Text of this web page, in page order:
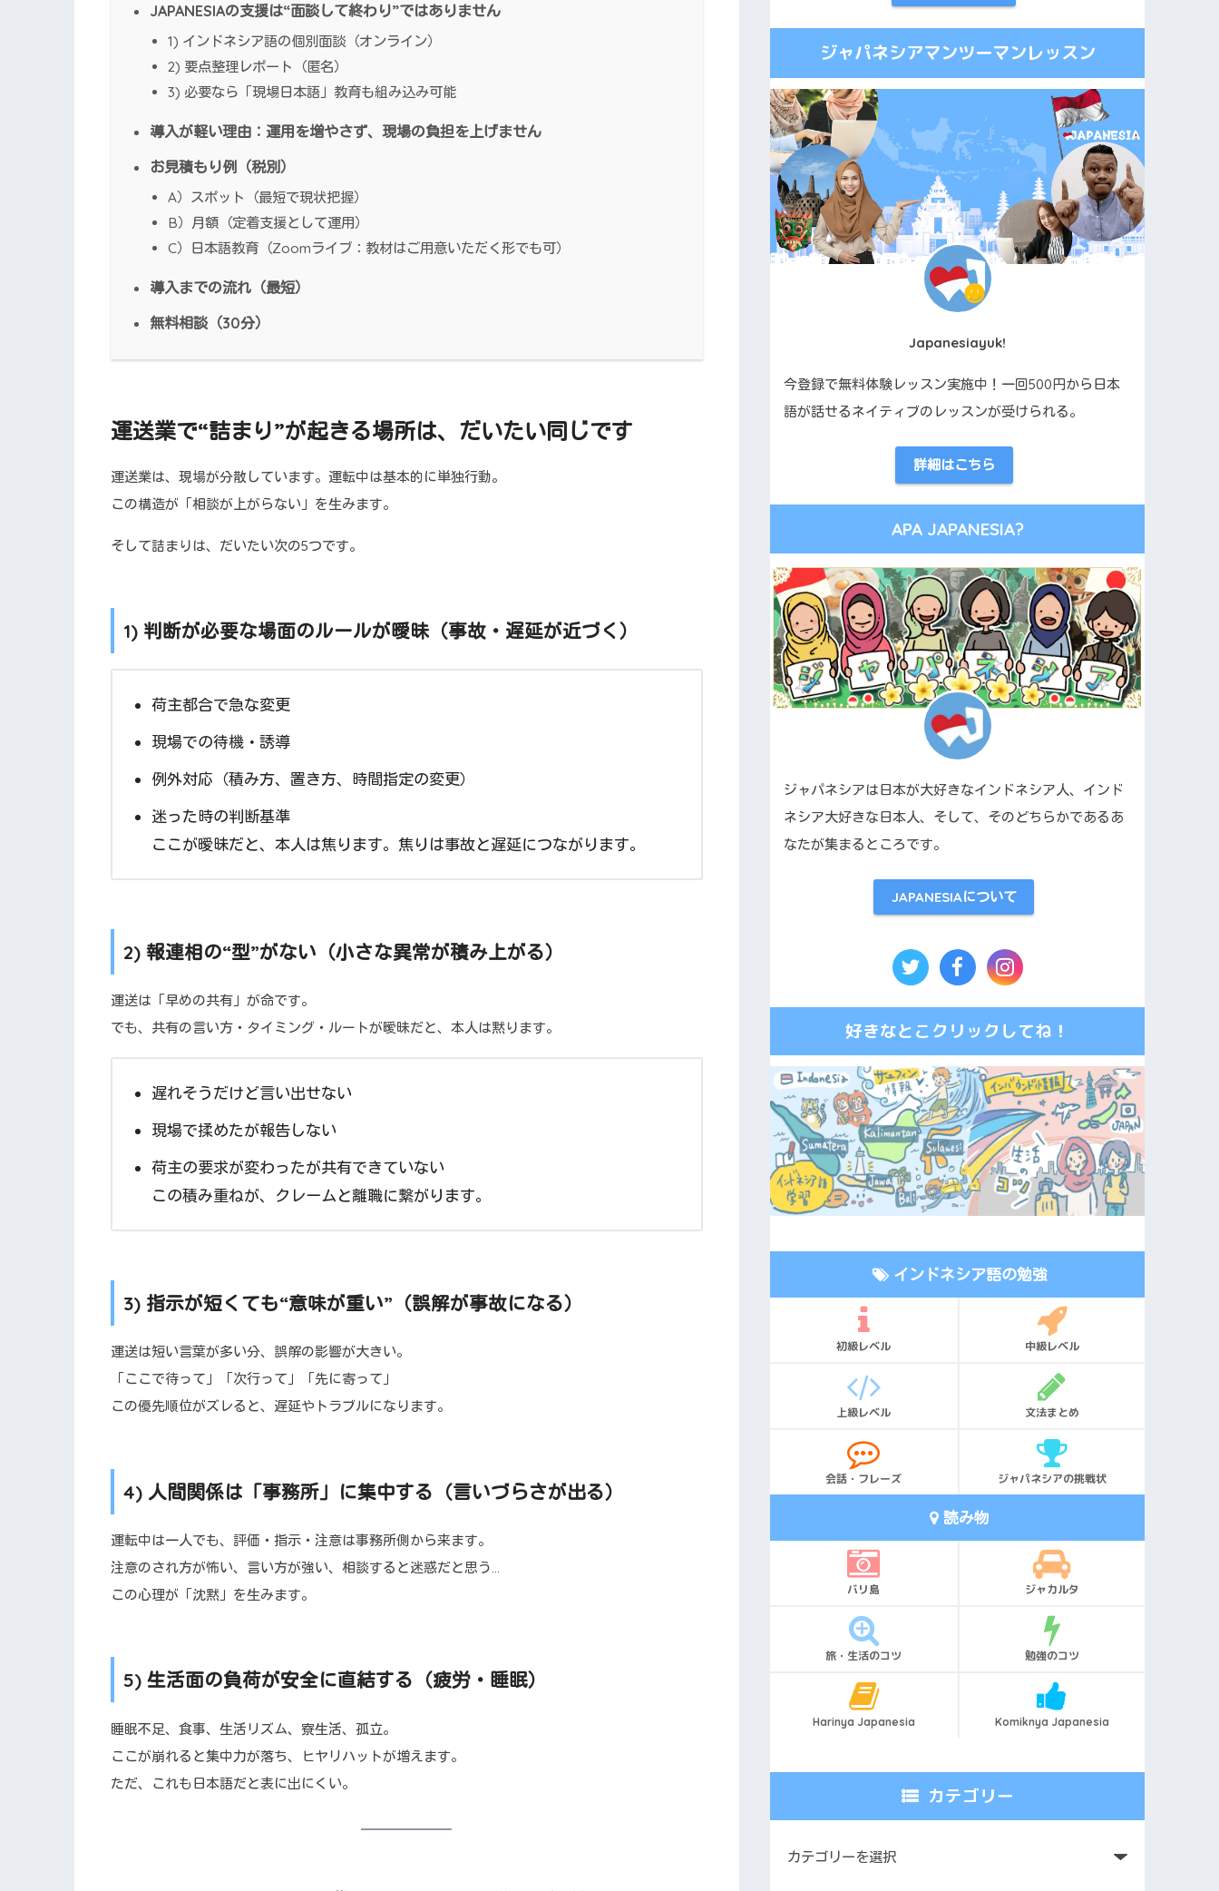
JAPANESIAの支援は“面談して終わり”ではありません
1) インドネシア語の個別面談（オンライン）
2) 要点整理レポート（匿名）
3) 必要なら「現場日本語」教育も組み込み可能
導入が軽い理由：運用を増やさず、現場の負担を上げません
お見積もり例（税別）
A）スポット（最短で現状把握）
B）月額（定着支援として運用）
C）日本語教育（Zoomライブ：教材はご用意いただく形でも可）
導入までの流れ（最短）
無料相談（30分）
運送業で“詰まり”が起きる場所は、だいたい同じです
運送業は、現場が分散しています。運転中は基本的に単独行動。
この構造が「相談が上がらない」を生みます。
そして詰まりは、だいたい次の5つです。
1) 判断が必要な場面のルールが曖昧（事故・遅延が近づく）
荷主都合で急な変更
現場での待機・誘導
例外対応（積み方、置き方、時間指定の変更）
迷った時の判断基準
ここが曖昧だと、本人は焦ります。焦りは事故と遅延につながります。
2) 報連相の“型”がない（小さな異常が積み上がる）
運送は「早めの共有」が命です。
でも、共有の言い方・タイミング・ルートが曖昧だと、本人は黙ります。
遅れそうだけど言い出せない
現場で揉めたが報告しない
荷主の要求が変わったが共有できていない
この積み重ねが、クレームと離職に繋がります。
3) 指示が短くても“意味が重い”（誤解が事故になる）
運送は短い言葉が多い分、誤解の影響が大きい。
「ここで待って」「次行って」「先に寄って」
この優先順位がズレると、遅延やトラブルになります。
4) 人間関係は「事務所」に集中する（言いづらさが出る）
運転中は一人でも、評価・指示・注意は事務所側から来ます。
注意のされ方が怖い、言い方が強い、相談すると迷惑だと思う…
この心理が「沈黙」を生みます。
5) 生活面の負荷が安全に直結する（疲労・睡眠）
睡眠不足、食事、生活リズム、寮生活、孤立。
ここが崩れると集中力が落ち、ヒヤリハットが増えます。
ただ、これも日本語だと表に出にくい。
ジャパネシアマンツーマンレッスン
Japanesiayuk!
今登録で無料体験レッスン実施中！一回500円から日本
語が話せるネイティブのレッスンが受けられる。
詳細はこちら
APA JAPANESIA?
ジャパネシアは日本が大好きなインドネシア人、インド
ネシア大好きな日本人、そして、そのどちらかであるあ
なたが集まるところです。
JAPANESIAについて
好きなとこクリックしてね！
インドネシア語の勉強
初級レベル 中級レベル
上級レベル 文法まとめ
会話・フレーズ ジャパネシアの挑戦状
読み物
バリ島 ジャカルタ
旅・生活のコツ 勉強のコツ
Harinya Japanesia Komiknya Japanesia
カテゴリー